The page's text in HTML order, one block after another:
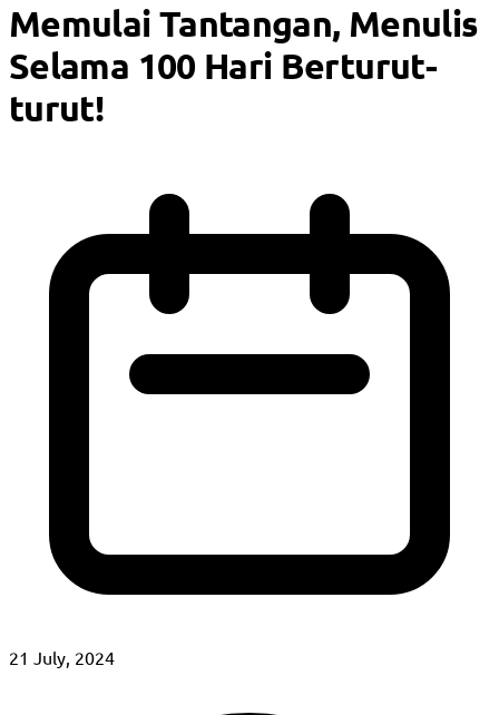
Memulai Tantangan, Menulis
Selama 100 Hari Berturut-
turut!
21 July, 2024